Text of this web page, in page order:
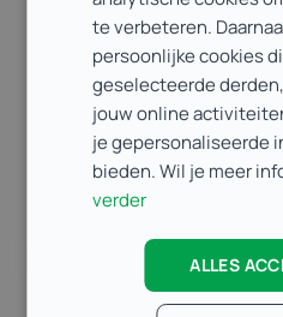
Interne tools
hoe ‘vibe
Elk bedrijf heeft ze:
die het werk net
laten lopen. Een
slim formulier daar,
Lees meer
te verbeteren.
persoonlijke cookies
geselecteerde
jouw online
je gepersonaliseerde
bieden. Wil je meer
verder
ALLES